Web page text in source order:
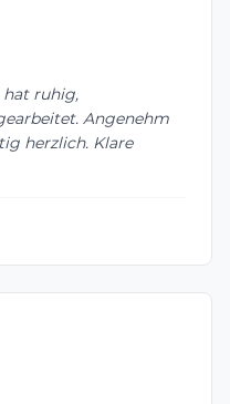
hat ruhig,
Angenehm
herzlich. Klare